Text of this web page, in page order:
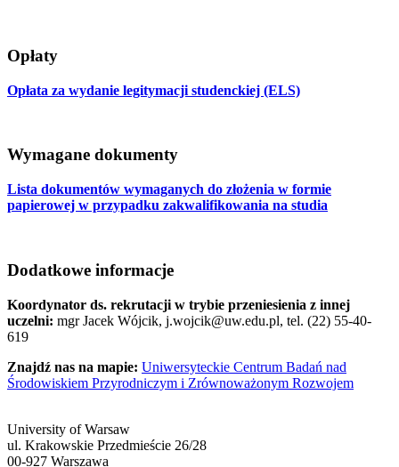
Opłaty
Opłata za wydanie legitymacji studenckiej (ELS)
Wymagane dokumenty
Lista dokumentów wymaganych do złożenia w formie
papierowej w przypadku zakwalifikowania na studia
Dodatkowe informacje
Koordynator ds. rekrutacji w trybie przeniesienia z innej
uczelni: mgr Jacek Wójcik, j.wojcik@uw.edu.pl, tel. (22) 55-40-
619
Znajdź nas na mapie: Uniwersyteckie Centrum Badań nad
Środowiskiem Przyrodniczym i Zrównoważonym Rozwojem
University of Warsaw
ul. Krakowskie Przedmieście 26/28
00-927 Warszawa